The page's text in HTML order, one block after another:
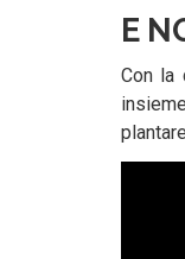
E
Con la
insieme